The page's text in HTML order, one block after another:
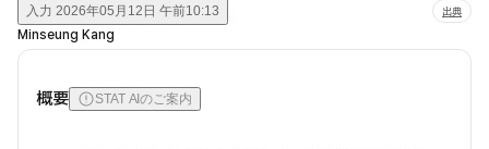
入力 2026年05月12日 午前10:13 出典
Minseung Kang
概要 STAT AIのご案内